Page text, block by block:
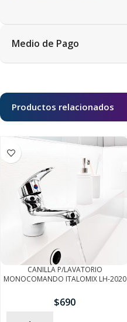
Medio de Pago
Productos relacionados
CANILLA P/LAVATORIO
MONOCOMANDO ITALOMIX LH-2020
$690